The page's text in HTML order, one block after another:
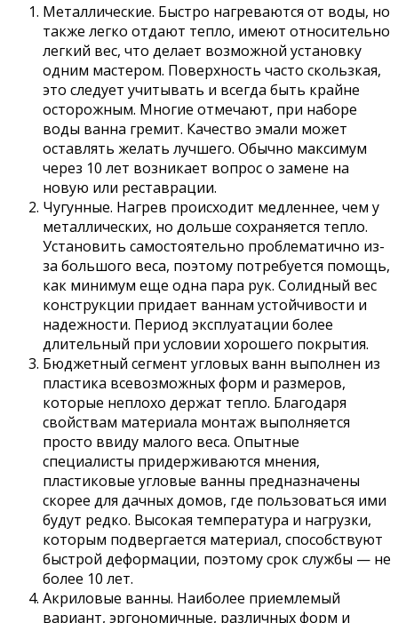
Металлические. Быстро нагреваются от воды, но
также легко отдают тепло, имеют относительно
легкий вес, что делает возможной установку
одним мастером. Поверхность часто скользкая,
это следует учитывать и всегда быть крайне
осторожным. Многие отмечают, при наборе
воды ванна гремит. Качество эмали может
оставлять желать лучшего. Обычно максимум
через 10 лет возникает вопрос о замене на
новую или реставрации.
Чугунные. Нагрев происходит медленнее, чем у
металлических, но дольше сохраняется тепло.
Установить самостоятельно проблематично из-
за большого веса, поэтому потребуется помощь,
как минимум еще одна пара рук. Солидный вес
конструкции придает ваннам устойчивости и
надежности. Период эксплуатации более
длительный при условии хорошего покрытия.
Бюджетный сегмент угловых ванн выполнен из
пластика всевозможных форм и размеров,
которые неплохо держат тепло. Благодаря
свойствам материала монтаж выполняется
просто ввиду малого веса. Опытные
специалисты придерживаются мнения,
пластиковые угловые ванны предназначены
скорее для дачных домов, где пользоваться ими
будут редко. Высокая температура и нагрузки,
которым подвергается материал, способствуют
быстрой деформации, поэтому срок службы — не
более 10 лет.
Акриловые ванны. Наиболее приемлемый
вариант, эргономичные, различных форм и